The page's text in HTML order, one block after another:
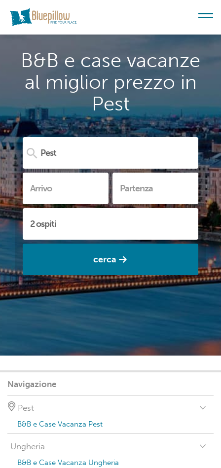
B&B e case vacanze
al miglior prezzo in
Pest
cerca
Navigazione
Pest
B&B e Case Vacanza Pest
Ungheria
B&B e Case Vacanza Ungheria